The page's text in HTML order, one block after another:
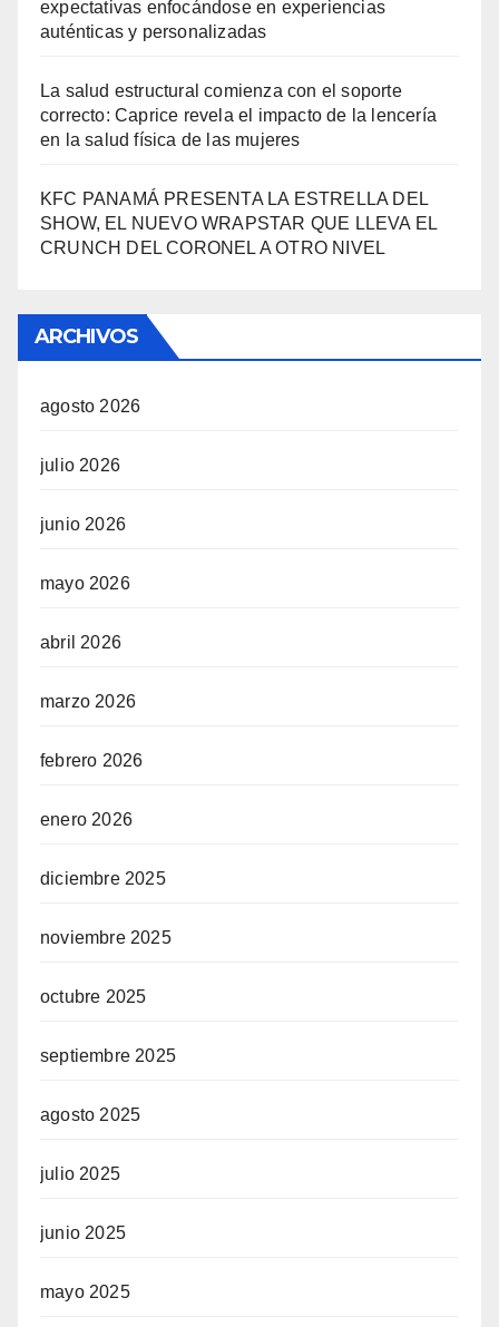
expectativas enfocándose en experiencias
auténticas y personalizadas
La salud estructural comienza con el soporte
correcto: Caprice revela el impacto de la lencería
en la salud física de las mujeres
KFC PANAMÁ PRESENTA LA ESTRELLA DEL
SHOW, EL NUEVO WRAPSTAR QUE LLEVA EL
CRUNCH DEL CORONEL A OTRO NIVEL
ARCHIVOS
agosto 2026
julio 2026
junio 2026
mayo 2026
abril 2026
marzo 2026
febrero 2026
enero 2026
diciembre 2025
noviembre 2025
octubre 2025
septiembre 2025
agosto 2025
julio 2025
junio 2025
mayo 2025